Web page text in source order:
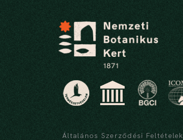
Általános Szerződési Feltételek